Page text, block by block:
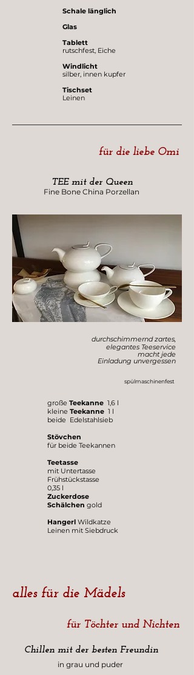
Schale länglich
Glas
Tablett
rutschfest, Eiche
Windlicht
silber, innen kupfer
Tischset
Leinen
für die liebe Omi
TEE mit der Queen
Fine Bone China Porzellan
durchschimmernd zartes,
elegantes Teeservice
macht jede
Einladung unvergessen
spülmaschinenfest
große Teekanne 1,6 l
kleine Teekanne 1 l
beide Edelstahlsieb
Stövchen
für beide Teekannen
Teetasse
mit Untertasse
Frühstückstasse
0,35 l
Zuckerdose
Schälchen gold
Hangerl Wildkatze
Leinen mit Siebdruck
alles für die Mädels
für Töchter und Nichten
Chillen mit der besten Freundin
in grau und puder